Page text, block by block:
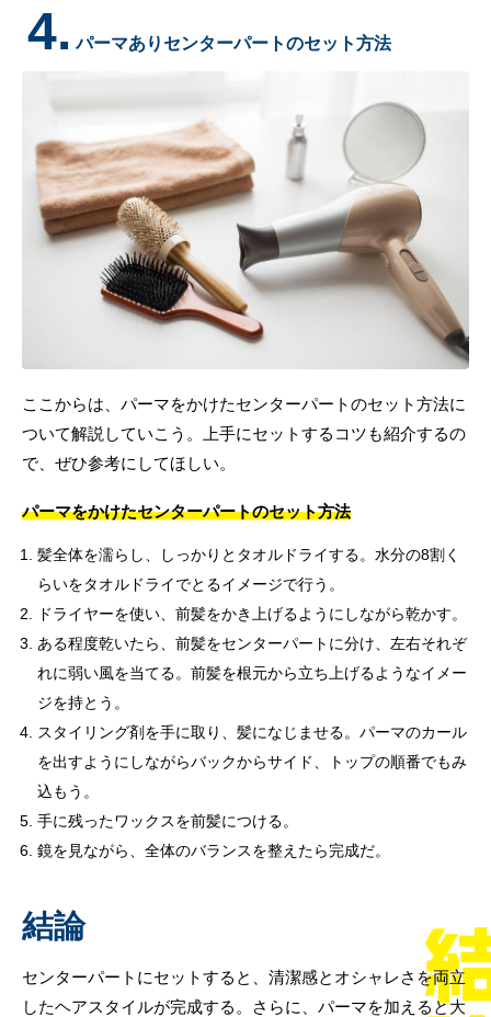
4. パーマありセンターパートのセット方法
ここからは、パーマをかけたセンターパートのセット方法に
ついて解説していこう。上手にセットするコツも紹介するの
で、ぜひ参考にしてほしい。
パーマをかけたセンターパートのセット方法
髪全体を濡らし、しっかりとタオルドライする。水分の8割く
らいをタオルドライでとるイメージで行う。
ドライヤーを使い、前髪をかき上げるようにしながら乾かす。
ある程度乾いたら、前髪をセンターパートに分け、左右それぞ
れに弱い風を当てる。前髪を根元から立ち上げるようなイメー
ジを持とう。
スタイリング剤を手に取り、髪になじませる。パーマのカール
を出すようにしながらバックからサイド、トップの順番でもみ
込もう。
手に残ったワックスを前髪につける。
鏡を見ながら、全体のバランスを整えたら完成だ。
結論
センターパートにセットすると、清潔感とオシャレさを両立
したヘアスタイルが完成する。さらに、パーマを加えると大